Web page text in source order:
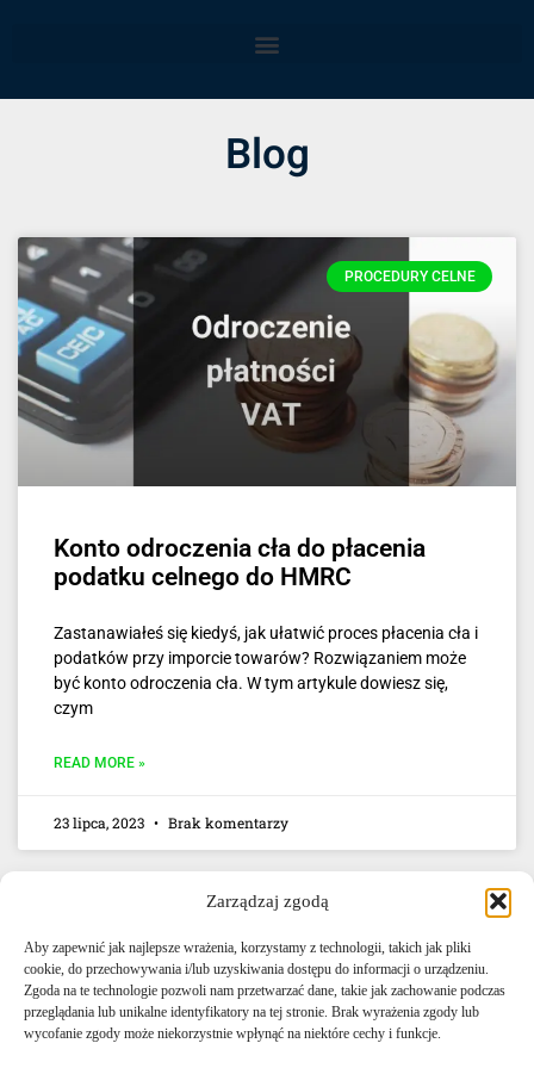
Zarządzaj zgodą
Aby zapewnić jak najlepsze wrażenia, korzystamy z technologii, takich jak pliki
cookie, do przechowywania i/lub uzyskiwania dostępu do informacji o urządzeniu.
Zgoda na te technologie pozwoli nam przetwarzać dane, takie jak zachowanie podczas
przeglądania lub unikalne identyfikatory na tej stronie. Brak wyrażenia zgody lub
wycofanie zgody może niekorzystnie wpłynąć na niektóre cechy i funkcje.
Blog
PROCEDURY CELNE
Konto odroczenia cła do płacenia
podatku celnego do HMRC
Zastanawiałeś się kiedyś, jak ułatwić proces płacenia cła i
podatków przy imporcie towarów? Rozwiązaniem może
być konto odroczenia cła. W tym artykule dowiesz się,
czym
READ MORE »
23 lipca, 2023 Brak komentarzy
E-mail: info@agencjacelna.uk